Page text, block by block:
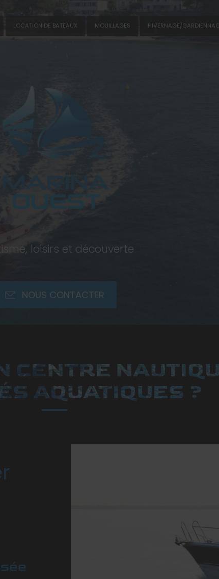
loisirs et découverte
NOUS CONTACTER
LOCATION DE BATEAUX MOUILLAGES HIVERNAGE/
CENTRE
AQUATIQUES ?